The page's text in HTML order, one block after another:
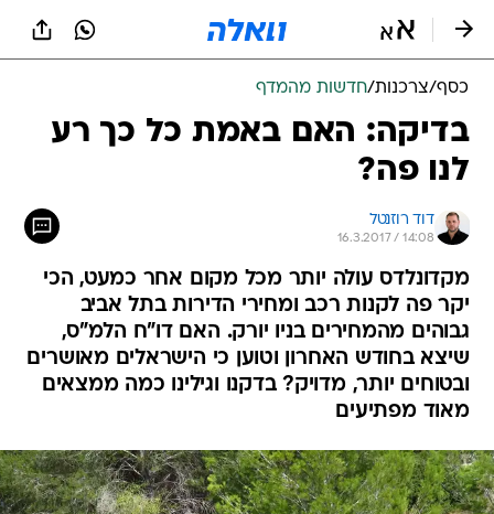
כסף/צרכנות/חדשות מהמדף
בדיקה: האם באמת כל כך רע
לנו פה?
דוד רוזנטל
16.3.2017 / 14:08
מקדונלדס עולה יותר מכל מקום אחר כמעט, הכי
יקר פה לקנות רכב ומחירי הדירות בתל אביב
גבוהים מהמחירים בניו יורק. האם דו"ח הלמ"ס,
שיצא בחודש האחרון וטוען כי הישראלים מאושרים
ובטוחים יותר, מדויק? בדקנו וגילינו כמה ממצאים
מאוד מפתיעים